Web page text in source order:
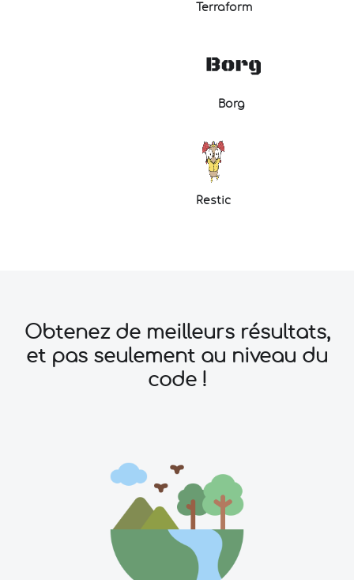
Terraform
Borg
Restic
Obtenez de meilleurs résultats,
et pas seulement au niveau du
code !